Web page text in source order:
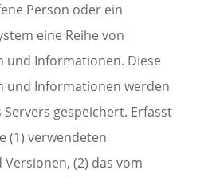
Person oder ein
eine Reihe von
und Informationen. Diese
und Informationen werden
Servers gespeichert. Erfasst
(1) verwendeten
(2) das vom